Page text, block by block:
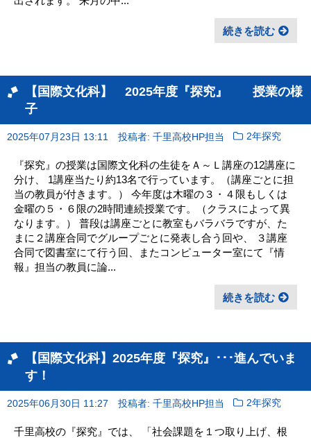
続きを読む
【国際文化科】 2025年度『探究』 授業の様
子
2025年07月23日 13:11 投稿者: 千里高校HP担当 2年探究
『探究』の授業は国際文化科の生徒をＡ～Ｌ講座の12講座に
分け、 1講座当たり約13名で行っています。（講座ごとに担
当の教員が付きます。） 今年度は木曜の３・４限もしくは
金曜の５・６限の2時間連続授業です。（クラスによって異
なります。） 普段は講座ごとに教室もバラバラですが、た
まに２講座合同でグループごとに発表し合う回や、 ３講座
合同で図書室にて行う回、またコンピューター室にて『情
報』担当の教員に論...
続きを読む
【国際文化科】2025年度『探究』･･･進んでいま
す！
2025年06月30日 11:27 投稿者: 千里高校HP担当 2年探究
千里高校の『探究』では、 「社会課題を１つ取り上げ、根